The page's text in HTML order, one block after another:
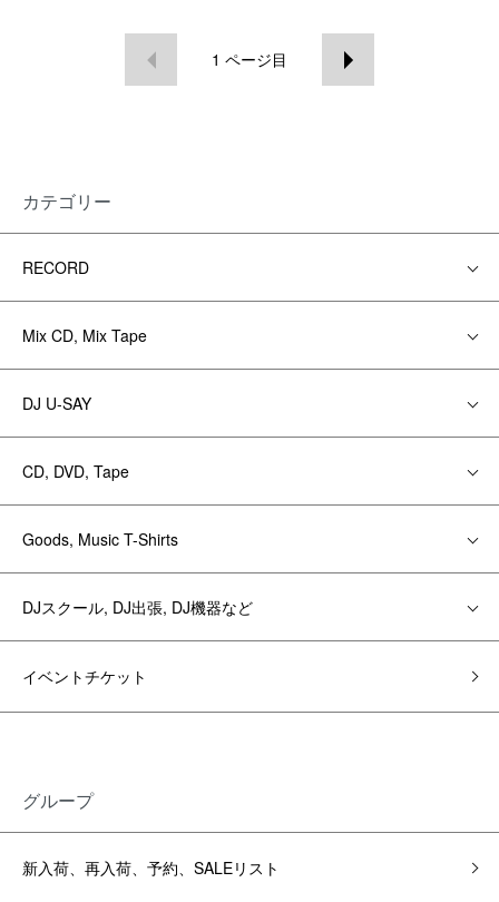
1 ページ目
カテゴリー
RECORD
Mix CD, Mix Tape
DJ U-SAY
CD, DVD, Tape
Goods, Music T-Shirts
DJスクール, DJ出張, DJ機器など
イベントチケット
グループ
新入荷、再入荷、予約、SALEリスト